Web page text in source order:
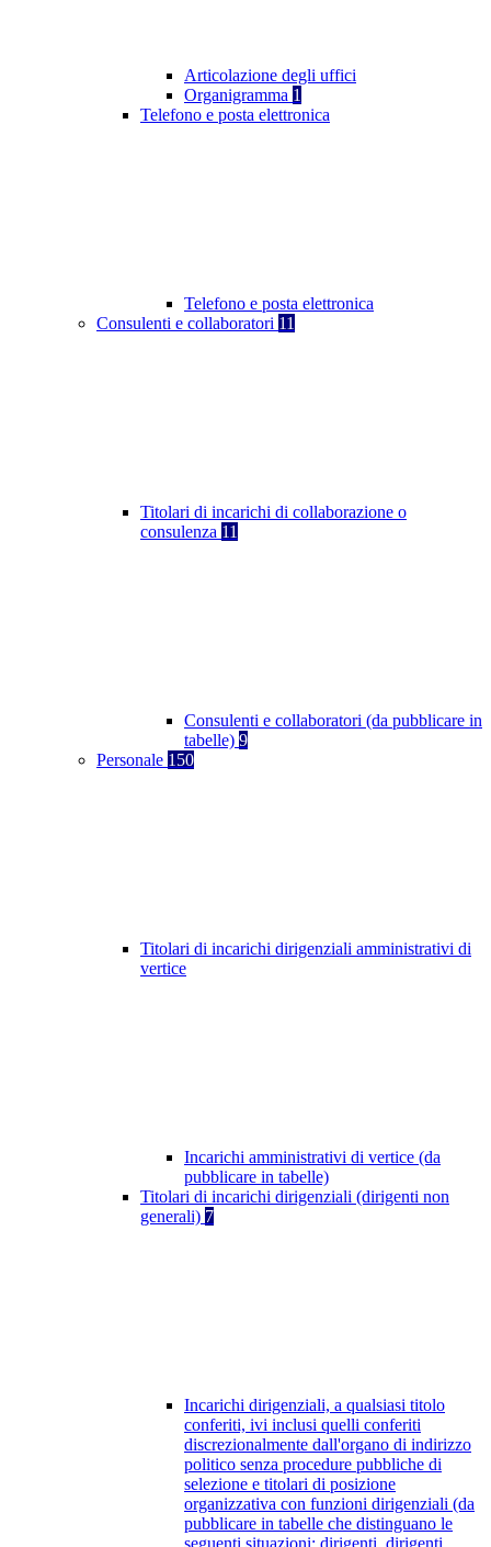
Articolazione degli uffici
Organigramma 1
Telefono e posta elettronica
Telefono e posta elettronica
Consulenti e collaboratori 11
Titolari di incarichi di collaborazione o
consulenza 11
Consulenti e collaboratori (da pubblicare in
tabelle) 9
Personale 150
Titolari di incarichi dirigenziali amministrativi di
vertice
Incarichi amministrativi di vertice (da
pubblicare in tabelle)
Titolari di incarichi dirigenziali (dirigenti non
generali) 7
Incarichi dirigenziali, a qualsiasi titolo
conferiti, ivi inclusi quelli conferiti
discrezionalmente dall'organo di indirizzo
politico senza procedure pubbliche di
selezione e titolari di posizione
organizzativa con funzioni dirigenziali (da
pubblicare in tabelle che distinguano le